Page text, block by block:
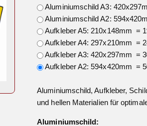
Aluminiumschild A3:
Aluminiumschild A2:
Aufkleber A5: 210x148mm =
Aufkleber A4: 297x210mm =
Aufkleber A3: 420x297mm =
Aufkleber A2: 594x420mm =
Aluminiumschild, Aufkleber,
und hellen Materialien für
Aluminiumschild: